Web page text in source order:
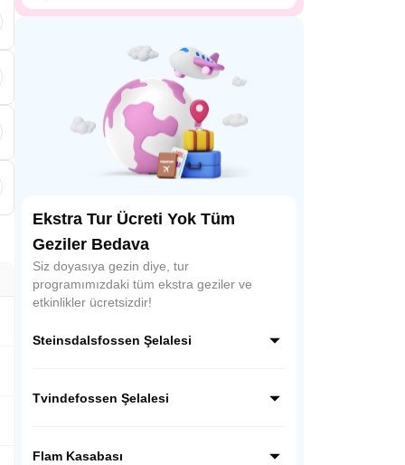
Ekstra Tur Ücreti Yok Tüm
Geziler Bedava
Siz doyasıya gezin diye, tur
programımızdaki tüm ekstra geziler ve
etkinlikler ücretsizdir!
Steinsdalsfossen Şelalesi
Şelalesi, Hardenger fiyortu boyunca eşsiz
Tvindefossen Şelalesi
Şelalesi, ülkenin en önemli doğal turistik
Flam Kasabası